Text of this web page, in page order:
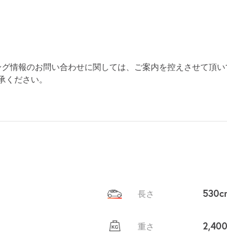
情報のお問い合わせに関しては、ご案内を控えさせて頂
ださい。
長さ
重さ